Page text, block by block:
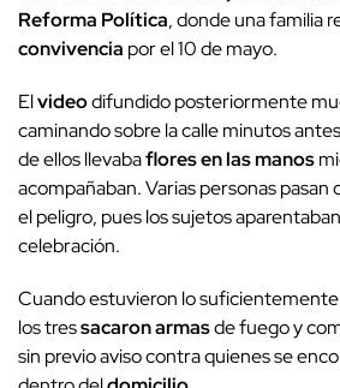
Reforma Política, donde una familia
convivencia por el 10 de mayo.
Elvideodifundido posteriormente
caminando sobre la calle minutos
de ellos llevabaflores en las manos
acompañaban. Varias personas pasan
el peligro, pues los sujetos
celebración.
Cuando estuvieron lo
los tressacaron armasde fuego y
sin previo aviso contra quienes se